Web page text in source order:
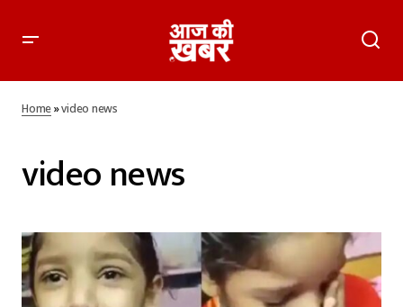
Home»video news
video news